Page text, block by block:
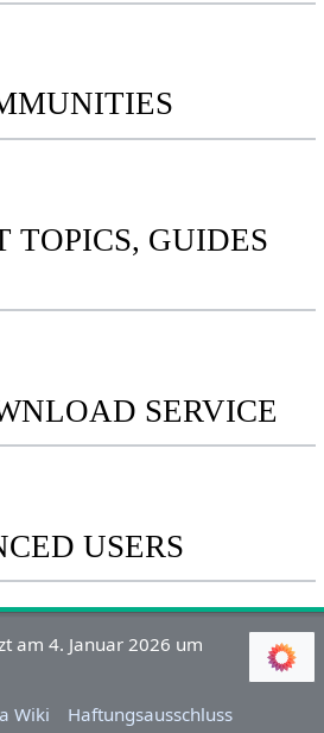
TOPICS, GUIDES
SERVICE
USERS
am 4. Januar 2026 um
Wiki
Haftungsausschluss